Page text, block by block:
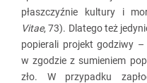
płaszczyźnie kultury i
Vitae, 73). Dlatego też
popierali projekt godziwy
w zgodzie z sumieniem
zło. W przypadku